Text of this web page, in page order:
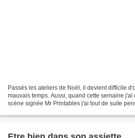
Passés les ateliers de Noël, il devient difficile
mauvais temps. Aussi, quand cette semaine j'ai
scène signée Mr Printables j'ai tout de suite